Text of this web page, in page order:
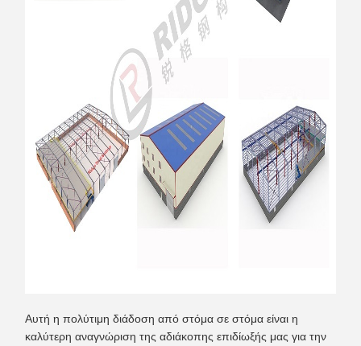
Αυτή η πολύτιμη διάδοση από στόμα σε στόμα είναι η
καλύτερη αναγνώριση της αδιάκοπης επιδίωξής μας για την